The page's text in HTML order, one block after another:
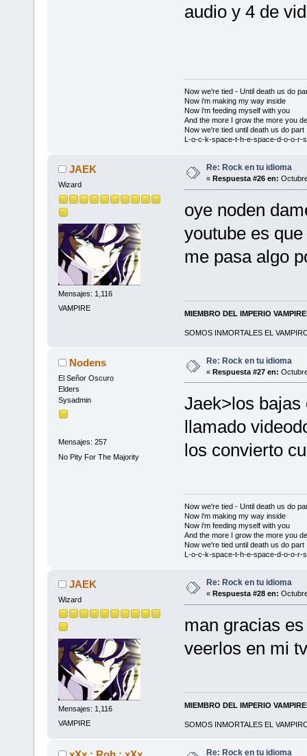
audio y 4 de
Now we're tied - Until death us do
Now i'm making my way inside
Now i'm feeding myself with you
And the more I grow the more you
Now we're tied until death us do part
L-o-c-k-space-t-h-e-space-d-o-o-r-
JAEK
Wizard
Mensajes: 1,116
VAMPIRE
Re: Rock en tu idioma
« Respuesta #26 en:
oye noden
youtube es
me pasa algo
MIEMBRO DEL IMPERIO
SOMOS INMORTALES EL
Nodens
El Señor Oscuro
Elders
Sysadmin
Mensajes: 257
No Pity For The Majority
Re: Rock en tu idioma
« Respuesta #27 en:
Jaek>los bajas
llamado
los convierto
Now we're tied - Until death us do
Now i'm making my way inside
Now i'm feeding myself with you
And the more I grow the more you
Now we're tied until death us do part
L-o-c-k-space-t-h-e-space-d-o-o-r-
JAEK
Wizard
Mensajes: 1,116
VAMPIRE
Re: Rock en tu idioma
« Respuesta #28 en:
man gracias
veerlos en mi
MIEMBRO DEL IMPERIO
SOMOS INMORTALES EL
Re: Rock en tu idioma